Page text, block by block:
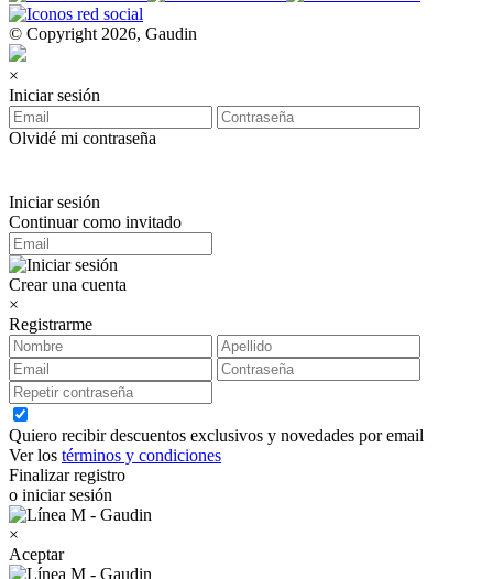
© Copyright 2026, Gaudin
×
Iniciar sesión
Olvidé mi contraseña
Iniciar sesión
Continuar como invitado
Crear una cuenta
×
Registrarme
Quiero recibir descuentos exclusivos y novedades por email
Ver los términos y condiciones
Finalizar registro
o iniciar sesión
×
Aceptar